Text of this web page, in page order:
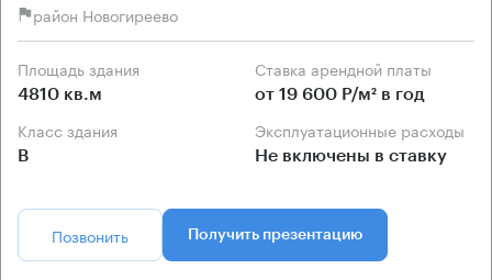
район Новогиреево
Площадь здания
4810 кв.м
Ставка арендной платы
от 19 600 Р/м² в год
Класс здания
B
Эксплуатационные расходы
Не включены в ставку
Позвонить Получить презентацию